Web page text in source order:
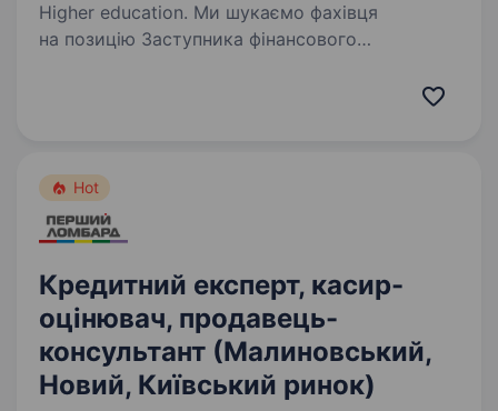
Higher education. Ми шукаємо фахівця
на позицію Заступника фінансового
Hot
Кредитний експерт, касир-
оцінювач, продавець-
консультант (Малиновський,
Новий, Київський ринок)